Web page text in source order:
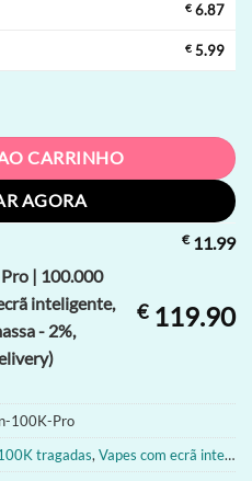
€ 6.87
€ 5.99
100.000 inalações, sabor duplo,
CARRINHO
AGORA
€11.99
| 100.000
inteligente,
- 2%,
€119.90
100K-Pro
tragadas, Vapes com ecrã inteligente